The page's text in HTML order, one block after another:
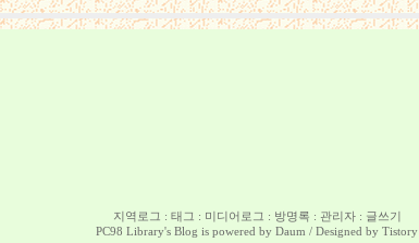
지역로그 : 태그 : 미디어로그 : 방명록 : 관리자: 글쓰기
PC98 Library's Blog is powered by Daum / Designed by Tistory